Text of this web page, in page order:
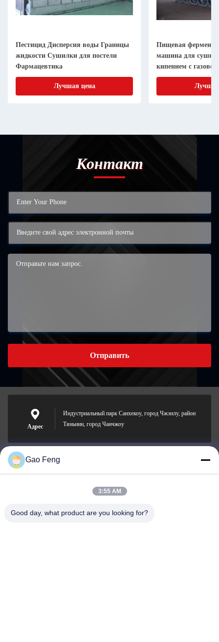
Пестицид Дисперсия воды Границы
жидкости Сушилки для постели
Фармацевтика
Лучшая цена
Пищевая
машина для сушки
кипением с
Контакт
Отправить
Адрес
Индустриальный парк Санхекоу, город Чжэнлу, район
Тяньнин, город Чанчжоу
suli@sulidry.com
Gao Feng
3:55 AM
Good day, what product are you looking for?